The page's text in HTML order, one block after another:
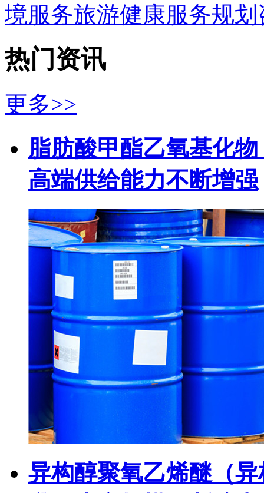
境服务旅游健康服务规划
热门资讯
更多>>
脂肪酸甲酯乙氧基化
高端供给能力不断增强
异构醇聚氧乙烯醚（